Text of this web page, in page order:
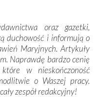
wizjonerów – Łucji
i Franciszka Marto.
Odprawiliśmy Drogę
odwiedziliśmy
oraz gazetki,
duchowość i informują o
Maryjnych. Artykuły
Naprawdę bardzo cenię
w nieskończoność
o Waszej pracy.
zespół redakcyjny!